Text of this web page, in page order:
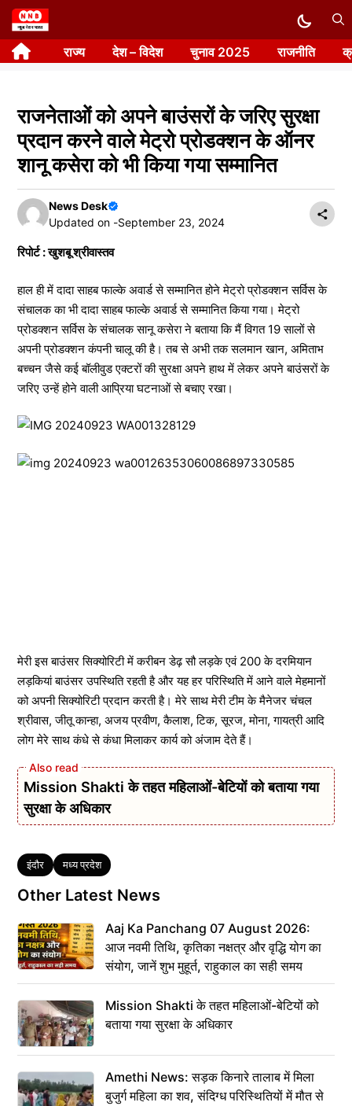
Skip
to
content राज्य देश – विदेश चुनाव 2025 राजनीति
राजनेताओं को अपने बाउंसरों के जरिए सुरक्षा
प्रदान करने वाले मेट्रो प्रोडक्शन के ऑनर
शानू कसेरा को भी किया गया सम्मानित
News Desk
Updated on -September 23, 2024
रिपोर्ट : खुशबू श्रीवास्तव
हाल ही में दादा साहब फाल्के अवार्ड से सम्मानित होने मेट्रो प्रोडक्शन सर्विस के
संचालक का भी दादा साहब फाल्के अवार्ड से सम्मानित किया गया। मेट्रो
प्रोडक्शन सर्विस के संचालक सानू कसेरा ने बताया कि मैं विगत 19 सालों से
अपनी प्रोडक्शन कंपनी चालू की है। तब से अभी तक सलमान खान, अमिताभ
बच्चन जैसे कई बॉलीवुड एक्टरों की सुरक्षा अपने हाथ में लेकर अपने बाउंसरों के
जरिए उन्हें होने वाली आप्रिया घटनाओं से बचाए रखा।
मेरी इस बाउंसर सिक्योरिटी में करीबन डेढ़ सौ लड़के एवं 200 के दरमियान
लड़कियां बाउंसर उपस्थिति रहती है और यह हर परिस्थिति में आने वाले मेहमानों
को अपनी सिक्योरिटी प्रदान करती है। मेरे साथ मेरी टीम के मैनेजर चंचल
श्रीवास, जीतू कान्हा, अजय प्रवीण, कैलाश, टिक, सूरज, मोना, गायत्री आदि
लोग मेरे साथ कंधे से कंधा मिलाकर कार्य को अंजाम देते हैं।
Mission Shakti के तहत महिलाओं-बेटियों को बताया गया
सुरक्षा के अधिकार
Tags
इंदौर मध्य प्रदेश
Other Latest News
Aaj Ka Panchang 07 August 2026:
आज नवमी तिथि, कृतिका नक्षत्र और वृद्धि योग का
संयोग, जानें शुभ मुहूर्त, राहुकाल का सही समय
Mission Shakti के तहत महिलाओं-बेटियों को
बताया गया सुरक्षा के अधिकार
Amethi News: सड़क किनारे तालाब में मिला
बुजुर्ग महिला का शव, संदिग्ध परिस्थितियों में मौत से